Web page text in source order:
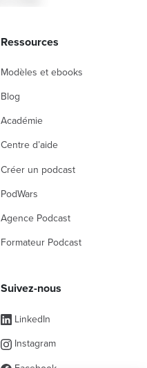
Ressources
Modèles et ebooks
Blog
Académie
Centre d’aide
Créer un podcast
PodWars
Agence Podcast
Formateur Podcast
Suivez-nous
LinkedIn
Instagram